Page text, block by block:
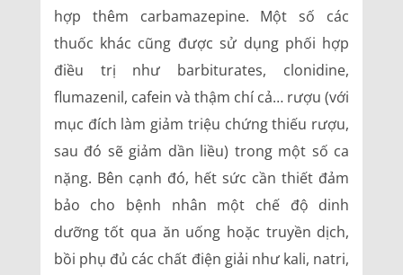
hợp thêm carbamazepine. Một số các
thuốc khác cũng được sử dụng phối hợp
điều trị như barbiturates, clonidine,
flumazenil, cafein và thậm chí cả… rượu (với
mục đích làm giảm triệu chứng thiếu rượu,
sau đó sẽ giảm dần liều) trong một số ca
nặng. Bên cạnh đó, hết sức cần thiết đảm
bảo cho bệnh nhân một chế độ dinh
dưỡng tốt qua ăn uống hoặc truyền dịch,
bồi phụ đủ các chất điện giải như kali, natri,